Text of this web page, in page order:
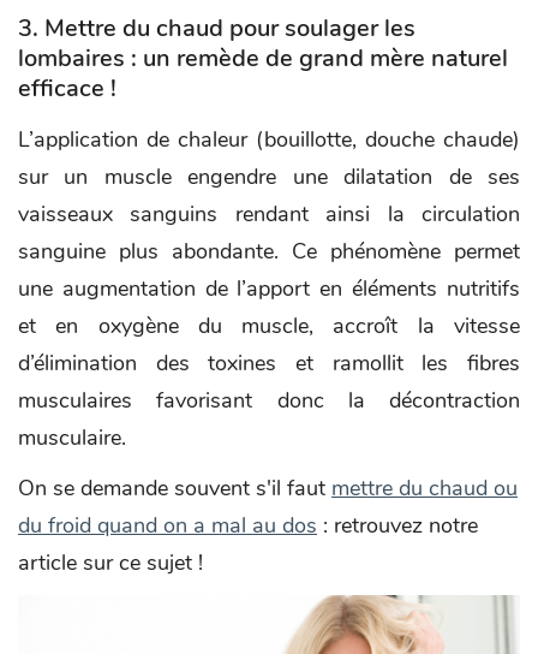
3. Mettre du chaud pour soulager les
lombaires : un remède de grand mère naturel
efficace !
L’application de chaleur (bouillotte, douche chaude)
sur un muscle engendre une dilatation de ses
vaisseaux sanguins rendant ainsi la circulation
sanguine plus abondante. Ce phénomène permet
une augmentation de l’apport en éléments nutritifs
et en oxygène du muscle, accroît la vitesse
d’élimination des toxines et ramollit les fibres
musculaires favorisant donc la décontraction
musculaire.
On se demande souvent s'il faut mettre du chaud ou
du froid quand on a mal au dos : retrouvez notre
article sur ce sujet !